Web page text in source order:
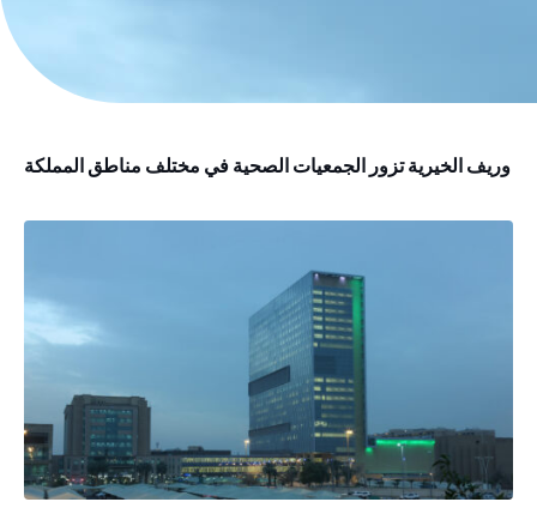
وريف الخيرية تزور الجمعيات الصحية في مختلف مناطق المملكة